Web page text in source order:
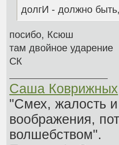
долгИ - должно
посибо, Ксюш
там двойное ударение
СК
Саша Коврижных
"Смех, жалость
воображения,
волшебством".